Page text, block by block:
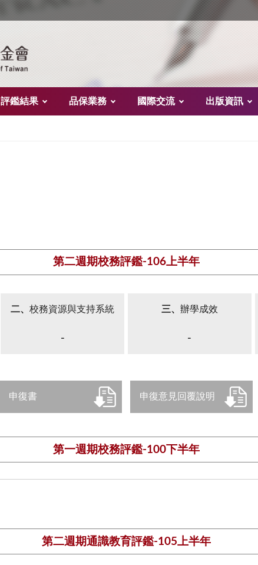
評鑑結果 品保業務 國際交流 出版資訊
第二週期校務評鑑-106上半年
二、校務資源與支持系統
-
三、 辦學成效
-
申復書 申復意見回覆說明
第一週期校務評鑑-100下半年
第二週期通識教育評鑑-105上半年